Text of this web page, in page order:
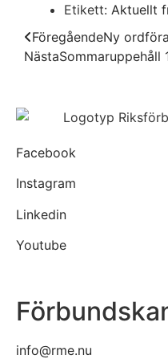
Etikett: Aktuellt
FöregåendeNy
NästaSommaruppehåll
Facebook
Instagram
Linkedin
Youtube
info@rme.nu